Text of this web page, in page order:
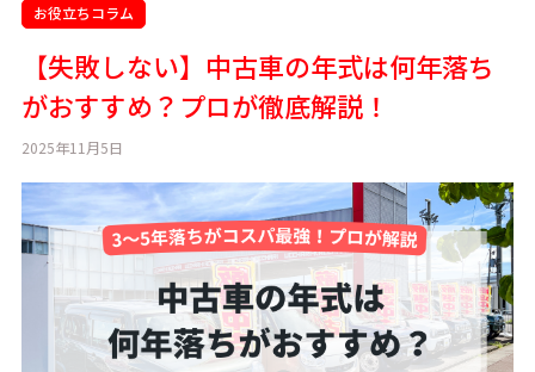
お役立ちコラム
【失敗しない】中古車の年式は何年落ち
がおすすめ？プロが徹底解説！
2025年11月5日